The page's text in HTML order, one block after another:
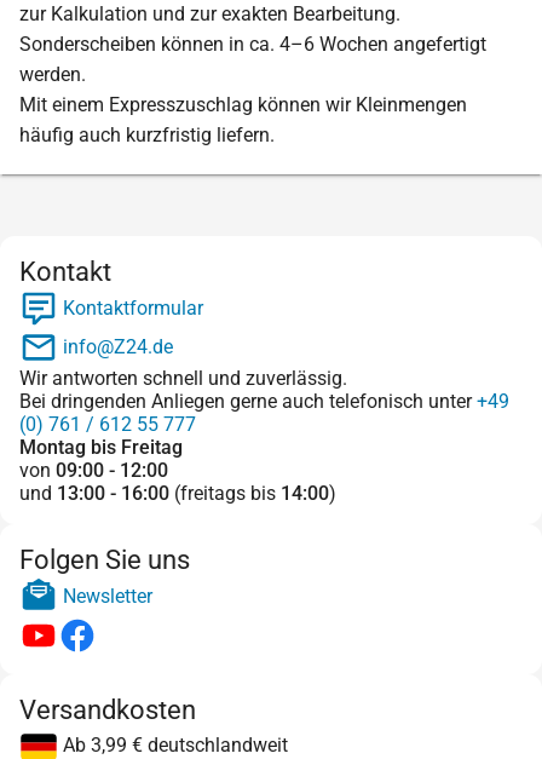
zur Kalkulation und zur exakten Bearbeitung.
Sonderscheiben können in ca. 4–6 Wochen angefertigt
werden.
Mit einem Expresszuschlag können wir Kleinmengen
häufig auch kurzfristig liefern.
Kontakt
Kontaktformular
info@Z24.de
Wir antworten schnell und zuverlässig.
Bei dringenden Anliegen gerne auch telefonisch unter+49
(0) 761 / 612 55 777
Montag bis Freitag
von 09:00 - 12:00
und 13:00 - 16:00 (freitags bis 14:00)
Folgen Sie uns
Newsletter
Versandkosten
Ab 3,99 € deutschlandweit